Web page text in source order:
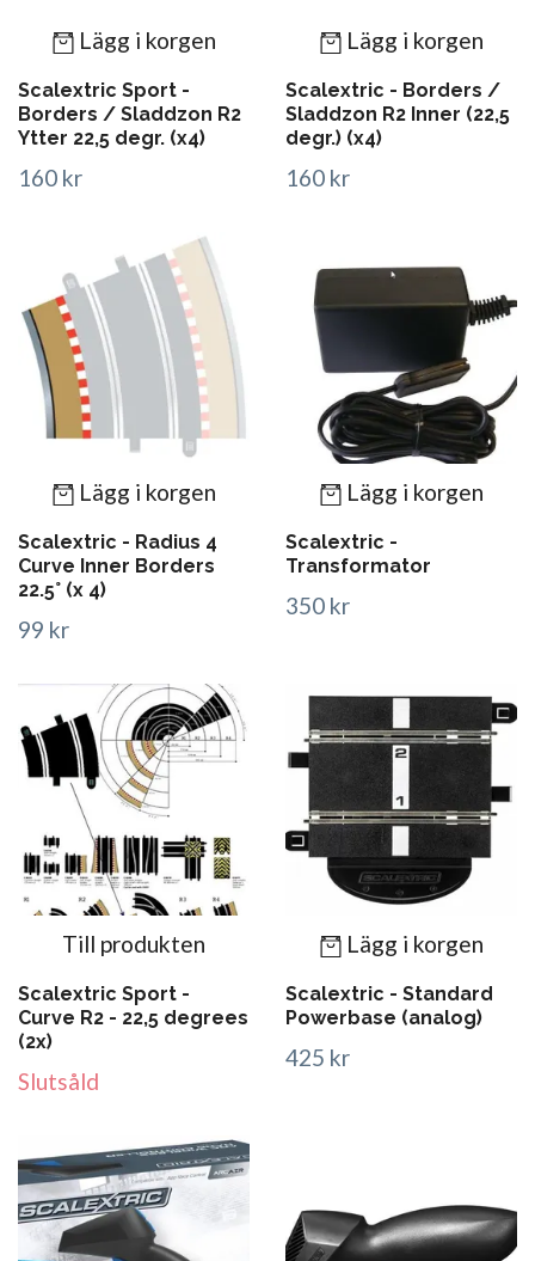
Lägg i korgen
Scalextric Sport -
Borders / Sladdzon R2
Ytter 22,5 degr. (x4)
160 kr
Lägg i korgen
Scalextric - Borders /
Sladdzon R2 Inner (22,5
degr.) (x4)
160 kr
Lägg i korgen
Scalextric - Radius 4
Curve Inner Borders
22.5° (x 4)
99 kr
Lägg i korgen
Scalextric -
Transformator
350 kr
Till produkten
Scalextric Sport -
Curve R2 - 22,5 degrees
(2x)
Slutsåld
Lägg i korgen
Scalextric - Standard
Powerbase (analog)
425 kr